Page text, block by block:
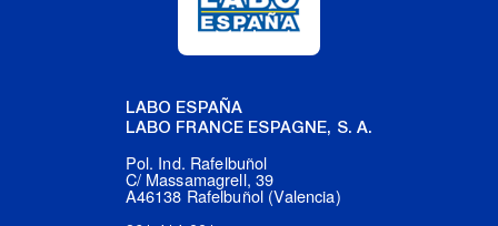
LABO ESPAÑA
LABO FRANCE ESPAGNE, S. A.
Pol. Ind. Rafelbuñol
C/ Massamagrell, 39
A46138 Rafelbuñol (Valencia)